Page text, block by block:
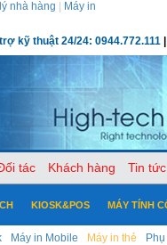
nhà hàng Máy in
kỹ thuật 24/24: 0944.772.111
tác Khách hàng Tin tức
Máy in Mobile Máy in thẻ
KIOSK&POS MÁY TÍNH